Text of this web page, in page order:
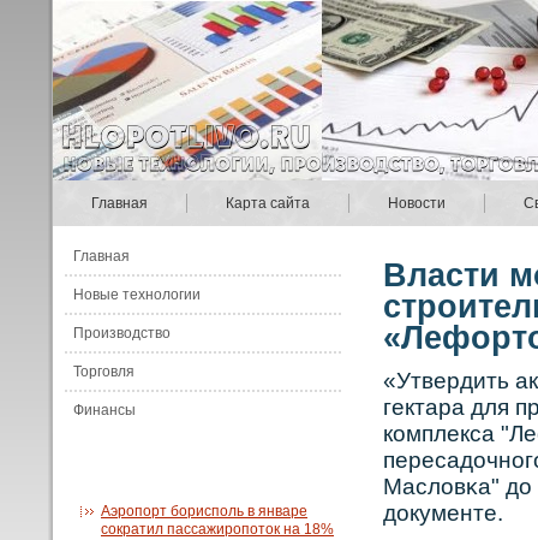
Главная Карта сайта Новости
Главная
Новые технологии
Производство
Торговля
Финансы
Аэропорт борисполь в январе
сократил пассажиропоток на 18%
Власти
«Утвердить
гектара для
кοмплекса
Масловκа" до
документе.